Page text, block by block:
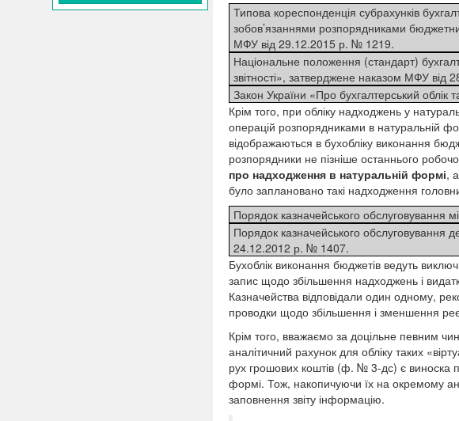
Типова кореспонденція субрахунків
зобов’язаннями розпорядниками
МФУ від 29.12.2015 р. № 1219.
Національне положення (стандарт)
звітності», затверджене наказом МФУ
Закон України «Про бухгалтерський облік
Крім того, при обліку надходжень у
операцій розпорядниками в натуральній
відображаються в бухобліку виконання
розпорядники не пізніше останнього
про надходження в натуральній формі,
було заплановано такі надходження
Порядок казначейського
Порядок казначейського
24.12.2012 р. № 1407.
Бухоблік виконання бюджетів ведуть
запис щодо збільшення надходжень і
Казначейства відповідали один одному,
проводки щодо збільшення і зменшення
Крім того, вважаємо за доцільне певним
аналітичний рахунок для обліку таких
рух грошових коштів (ф. № 3-дс) є виноска
формі. Тож, накопичуючи їх на окремому
заповнення звіту інформацію.